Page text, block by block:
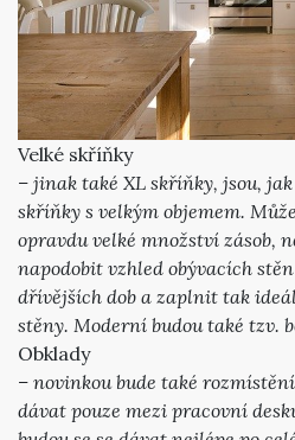
Velké skříňky
– jinak také XL skříňky, jsou,
skříňky s velkým objemem.
opravdu velké množství zásob,
napodobit vzhled obývacích
dřívějších dob a zaplnit tak
stěny. Moderní budou také tzv.
Obklady
– novinkou bude také
dávat pouze mezi pracovní